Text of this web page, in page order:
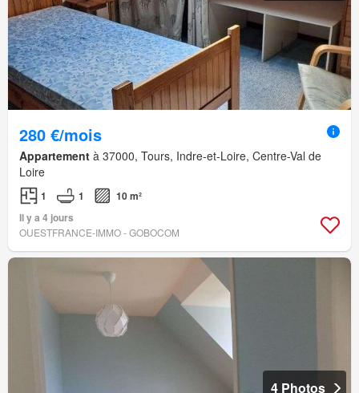
280 €/mois
Appartement à 37000, Tours, Indre-et-Loire, Centre-Val de
Loire
1 1
10 m²
Il y a 4 jours
OUESTFRANCE-IMMO - GOBOCOM
4 Photos